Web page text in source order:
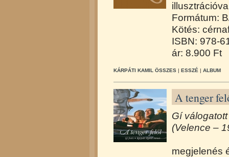
Formátum:
Kötés:
ISBN: 978-
ár: 8.900 Ft
KÁRPÁTI KAMIL ÖSSZES | ESSZÉ | ALBUM
A tenger
Gí
(Velence –
megjelenés